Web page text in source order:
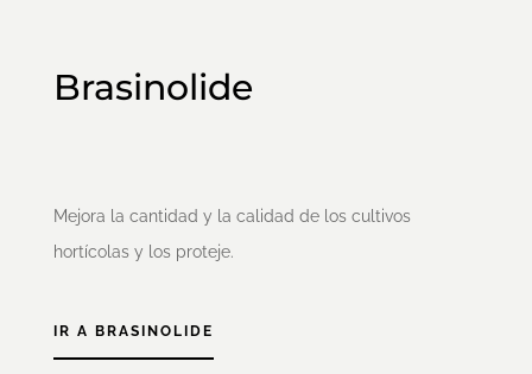
Brasinolide
Mejora la cantidad y la calidad de los cultivos
hortícolas y los proteje.
IR A BRASINOLIDE